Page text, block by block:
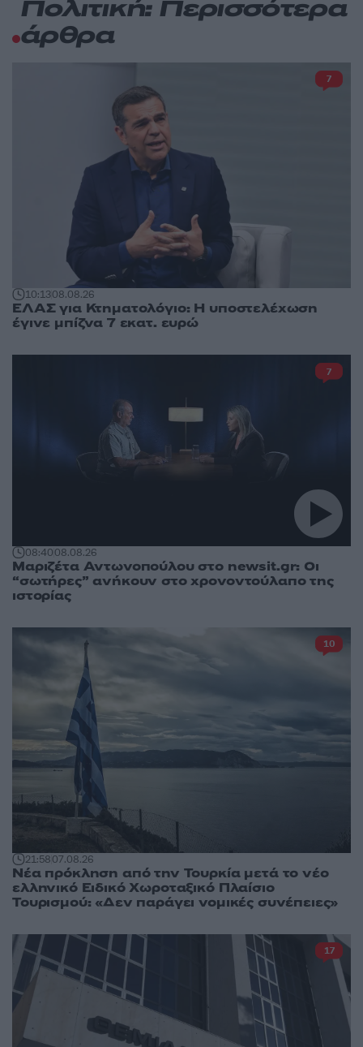
Πολιτική: Περισσότερα
άρθρα
10:1308.08.26
ΕΛΑΣ για Κτηματολόγιο: Η υποστελέχωση
έγινε μπίζνα 7 εκατ. ευρώ
7
08:4008.08.26
Μαριζέτα Αντωνοπούλου στο newsit.gr: Οι
“σωτήρες” ανήκουν στο χρονοντούλαπο της
ιστορίας
7
21:5807.08.26
Νέα πρόκληση από την Τουρκία μετά το νέο
ελληνικό Ειδικό Χωροταξικό Πλαίσιο
Τουρισμού: «Δεν παράγει νομικές συνέπειες»
10
17